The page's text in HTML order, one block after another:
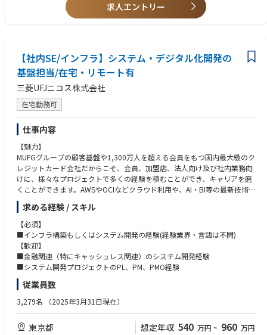
【主な開発案件例】
・データ利活用を通じた業務効率化・意思決定の質・スピードの向上を目
指し、新たにデータ分析基盤の構築・全社拡大の推進
・決済基盤/決済ネットワークに関するシステム開発
・業務DXに関するシステム開発
【配属組織】
以下いずれかの部署に配属となります。
1.システム開発部（約180名在籍）：業務部門/BPとの協業によるシステム
開発PJの推進(主にホスト・ネットワーク等のカード基幹業務を担当)
2.DX開発部(約70名在籍）：業務部門/BP協業によるDX・BPR実現、デー
タ戦略に向けた検討および開発PJ推進（主にWeb・アプリ、情報系を担当)
・キャリア採用の方も多い環境で馴染みやすい環境です。キャリア採用の
方でも、知識・スキルに応じて裁量を与えられ、マネジメント等、豊富な
ノウハウの共有など、専門領域のプロフェッショナルとなる人材を育成す
るための認定制度もございます。社員の多様な価値観やキャリアプランに
応えるために、年2回の認定機会が設けられています。
・これまで立場の違うSIer等で活躍された後に、より上流工程で成果を実
感したいという思いで当社に入社し、活躍されている方も在籍していま
す。
求人エントリー
【社内SE/インフラ】システム・デジタル化開発の
基盤担当/在宅・リモート有
三菱UFJニコス株式会社
在宅勤務可
仕事内容
【魅力】
MUFGグループの顧客基盤や1,300万人を超える会員をもつ国内最大級のク
レジットカード会社だからこそ、会員、加盟店、法人向け及び社内業務向
けに、様々なプロジェクトで多くの経験を積むことができ、キャリアを磨
くことができます。AWSやOCIなどクラウド利用や、AI・BI等の最新技術
も扱うことができます。
【業務内容】
全社戦略、及び決済・クレジットカードサービスの高度化および安定運用
を実現するため、
社内ユーザー部門と開発パートナーの間に立ち、協業しながら各種システ
ム開発・基盤施策を推進していただきます。
当社の決済システムは、高い可用性・信頼性・セキュリティが求められる
重要なシステムであること、基幹領域のメインフレーム活用と周辺領域の
クラウドシフト（AWS等）を共存させたハイブリット環境を前提としてい
ることを踏まえたシステム構想の検討から要件定義、アーキテクチャ設
計、プロジェクト推進までを担っていただきます。
求める経験 / スキル
【必須】
■インフラ構築もしくはシステム開発の経験(経験業界・言語は不問)
【歓迎】
■金融関連（特にキャッシュレス関連）のシステム開発経験
■システム開発プロジェクトのPL、PM、PMO経験
従業員数
3,279名 （2025年3月31日現在）
東京都 想定年収 540 万円 ~ 960 万円